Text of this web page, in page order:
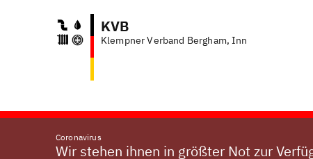
KVB
Klempner Verband Bergham, Inn
Coronavirus
Wir stehen ihnen in größter Not zur